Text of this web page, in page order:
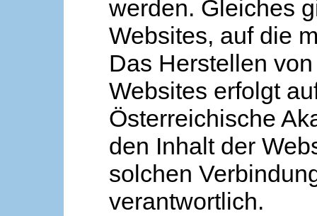
werden. Gleiches
Websites, auf die
Das Herstellen
Websites erfolgt
Österreichische
den Inhalt der
solchen
verantwortlich.